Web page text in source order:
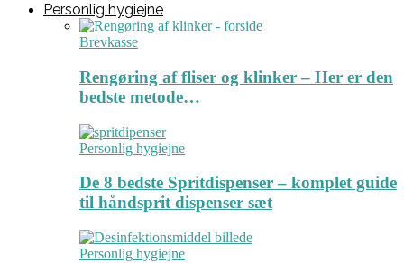
Personlig hygiejne
Brevkasse
Rengøring af fliser og klinker – Her er den
bedste metode…
Personlig hygiejne
De 8 bedste Spritdispenser – komplet guide
til håndsprit dispenser sæt
Personlig hygiejne